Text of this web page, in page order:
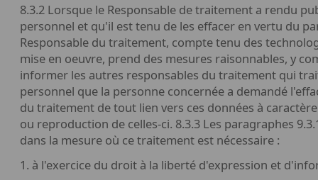
8.3.2 Lorsque le Responsable de traitement a rendu
personnel et qu'il est tenu de les effacer en vertu du
Responsable du traitement, compte tenu des
mise en oeuvre, prend des mesures raisonnables, y
informer les autres responsables du traitement qui
personnel que la personne concernée a demandé
du traitement de tout lien vers ces données à
ou reproduction de celles-ci. 8.3.3 Les paragraphes
dans la mesure où ce traitement est nécessaire :
1. à l'exercice du droit à la liberté d'expression et